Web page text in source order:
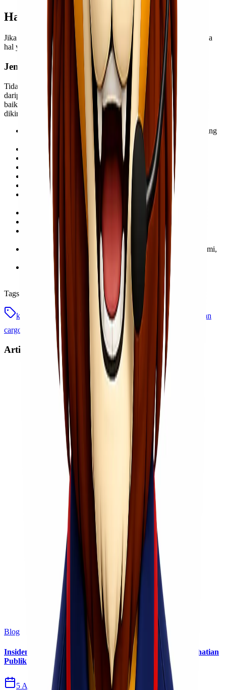
Hal-Hal Yang Perlu Diperhatikan
Jika Anda ingin mengirimkan barang melalui udara, ada beberapa
hal yang perlu diperhatikan. Beberapa dari mereka adalah:
Jenis Barang
Tidak semua barang dapat dikirim melalui udara. Karena itu,
daripada Anda sudah mengemasnya dan pergi ke ekspedisi, ada
baiknya Anda mengetahui barang apa saja yang dilarang untuk
dikirim melalui udara. Barang-barang ini adalah:
Barang-barang yang mudah terbakar seperti gas, cairan yang
mudah terbakar dan padatan yang mudah terbakar.
Barang-barang eksplosif.
Senjata tajam dan senjata api.
Barang magnetik seperti dinamo dan speaker.
Narkoba dan obat-obatan terlarang.
Barang mudah rusak dan mencemari lingkungan.
Hewan hidup kecuali melalui ekspedisi resmi untuk
pengiriman hewan.
Barang-barang yang melanggar norma moral.
Barang biologis yang menularkan penyakit dan binasa.
Barang berharga, seperti permata kecuali Anda memiliki
sertifikasi dan izin dari instansi terkait.
Seluruh atau sebagian tubuh manusia, kecuali ada izin resmi,
misalnya karena meninggal dunia di luar negeri.
Barang-barang yang melanggar peraturan perundang-
undangan.
Tags
kekurangan pengiriman cargo udara
kelebihan pengiriman
cargo udara
pengiriman cargo udara
Artikel Terkait
Blog
Insiden Kebakaran KM Mutiara Sentosa II Menjadi Perhatian
Publik
5 Agu 2026